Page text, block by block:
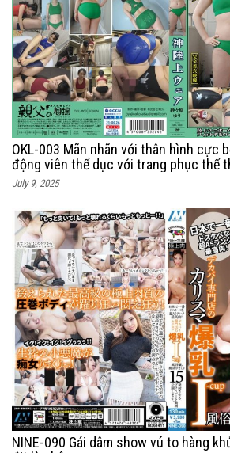
OKL-003 Mãn nhãn với thân hình cực
động viên thể dục với trang phục thể
July 9, 2025
NINE-090 Gái dâm show vú to hàng